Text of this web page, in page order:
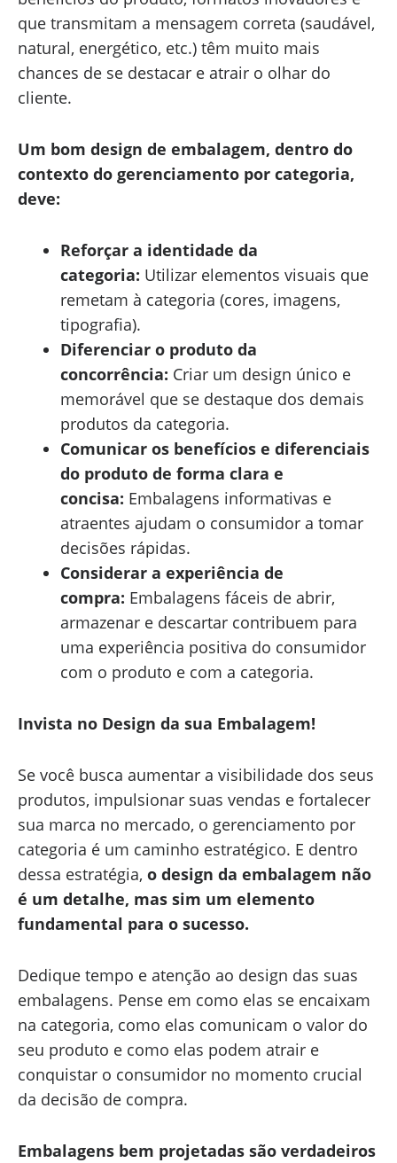
que transmitam a mensagem correta (saudável,
natural, energético, etc.) têm muito mais
chances de se destacar e atrair o olhar do
cliente.
Um bom design de embalagem, dentro do
contexto do gerenciamento por categoria,
deve:
Reforçar a identidade da
categoria: Utilizar elementos visuais que
remetam à categoria (cores, imagens,
tipografia).
Diferenciar o produto da
concorrência: Criar um design único e
memorável que se destaque dos demais
produtos da categoria.
Comunicar os benefícios e diferenciais
do produto de forma clara e
concisa: Embalagens informativas e
atraentes ajudam o consumidor a tomar
decisões rápidas.
Considerar a experiência de
compra: Embalagens fáceis de abrir,
armazenar e descartar contribuem para
uma experiência positiva do consumidor
com o produto e com a categoria.
Invista no Design da sua Embalagem!
Se você busca aumentar a visibilidade dos seus
produtos, impulsionar suas vendas e fortalecer
sua marca no mercado, o gerenciamento por
categoria é um caminho estratégico. E dentro
dessa estratégia, o design da embalagem não
é um detalhe, mas sim um elemento
fundamental para o sucesso.
Dedique tempo e atenção ao design das suas
embalagens. Pense em como elas se encaixam
na categoria, como elas comunicam o valor do
seu produto e como elas podem atrair e
conquistar o consumidor no momento crucial
da decisão de compra.
Embalagens bem projetadas são verdadeiros